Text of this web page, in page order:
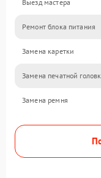
Выезд мастера
Ремонт блока питания
Замена каретки
Замена печатной
Замена ремня